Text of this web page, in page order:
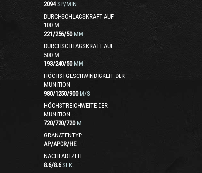
2094 SP/MIN
DURCHSCHLAGSKRAFT AUF
100 M
221/256/50 MM
DURCHSCHLAGSKRAFT AUF
500 M
193/240/50 MM
HÖCHSTGESCHWINDIGKEIT DER
MUNITION
980/1250/900 M/S
HÖCHSTREICHWEITE DER
MUNITION
720/720/720 M
GRANATENTYP
AP/APCR/HE
NACHLADEZEIT
8.6/8.6 SEK.